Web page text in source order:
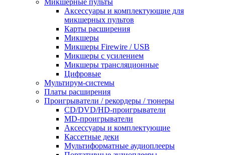
Микшерные пульты
Аксессуары и комплектующие для
микшерных пультов
Карты расширения
Микшеры
Микшеры Firewire / USB
Микшеры с усилением
Микшеры трансляционные
Цифровые
Мультирум-системы
Платы расширения
Проигрыватели / рекордеры / тюнеры
CD/DVD/HD-проигрыватели
MD-проигрыватели
Аксессуары и комплектующие
Кассетные деки
Мультиформатные аудиоплееры